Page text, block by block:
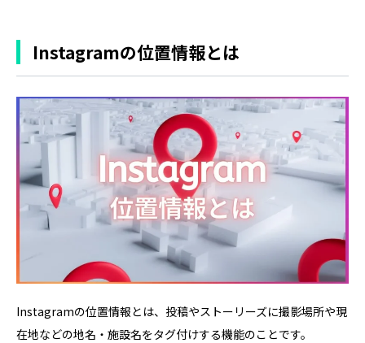
Instagramの位置情報とは
Instagramの位置情報とは、投稿やストーリーズに撮影場所や現
在地などの地名・施設名をタグ付けする機能のことです。